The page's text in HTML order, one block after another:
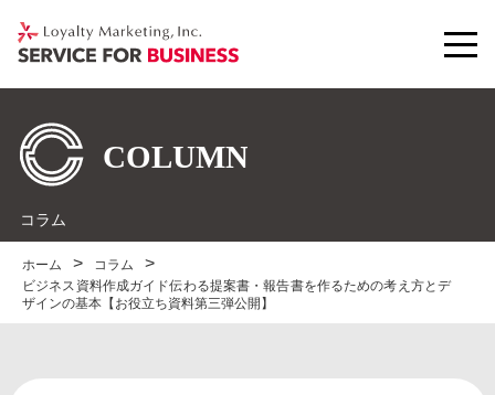
コラム
ホーム
コラム
ビジネス資料作成ガイド伝わる提案書・報告書を作るための考え方とデ
ザインの基本【お役立ち資料第三弾公開】